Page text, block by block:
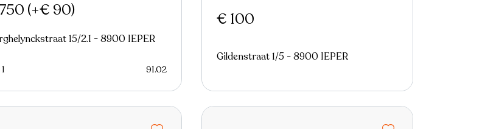
(+€ 90)
15/2.1 - 8900 IEPER
1 91.02
€ 100
Gildenstraat 1/5 - 8900 IEPER